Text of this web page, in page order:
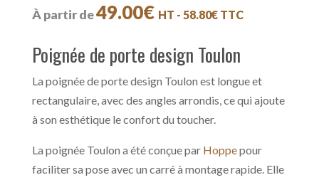
À partir de49.00€ HT - 58.80€TTC
Poignée de porte design Toulon
La poignée de porte design Toulon est longue et
rectangulaire, avec des angles arrondis, ce qui ajoute
à son esthétique le confort du toucher.
La poignée Toulon a été conçue par Hoppepour
faciliter sa pose avec un carré à montage rapide. Elle